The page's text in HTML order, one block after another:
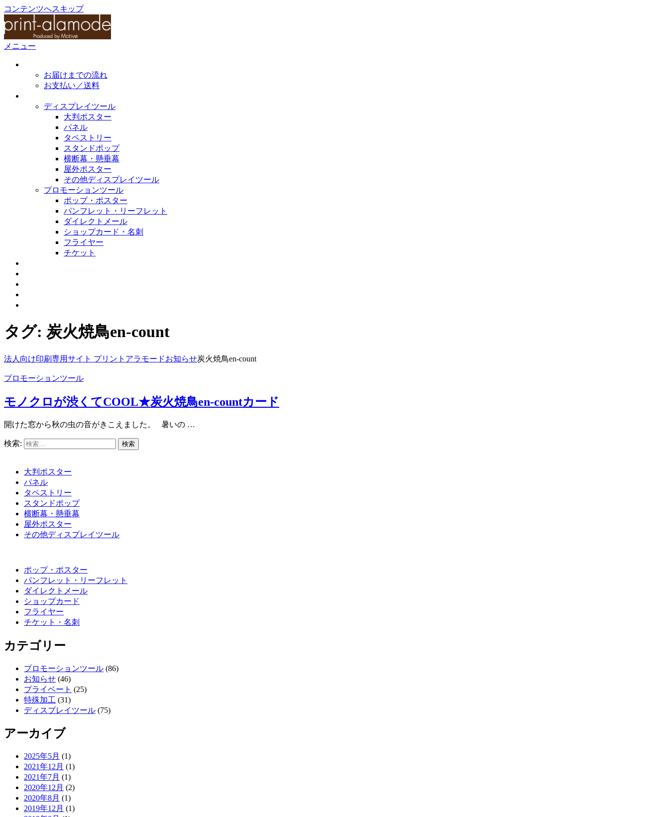
コンテンツへスキップ
メニュー
お届けまでの流れ
お支払い／送料
ディスプレイツール
大判ポスター
パネル
タペストリー
スタンドポップ
横断幕・懸垂幕
屋外ポスター
その他ディスプレイツール
プロモーションツール
ポップ・ポスター
パンフレット・リーフレット
ダイレクトメール
ショップカード・名刺
フライヤー
チケット
タグ: 炭火焼鳥en-count
法人向け印刷専用サイト プリントアラモードお知らせ炭火焼鳥en-count
プロモーションツール
モノクロが渋くてCOOL★炭火焼鳥en-countカード
開けた窓から秋の虫の音がきこえました。 暑いの …
検索:
大判ポスター
パネル
タペストリー
スタンドポップ
横断幕・懸垂幕
屋外ポスター
その他ディスプレイツール
ポップ・ポスター
パンフレット・リーフレット
ダイレクトメール
ショップカード
フライヤー
チケット・名刺
カテゴリー
プロモーションツール (86)
お知らせ (46)
プライベート (25)
特殊加工 (31)
ディスプレイツール (75)
アーカイブ
2025年5月 (1)
2021年12月 (1)
2021年7月 (1)
2020年12月 (2)
2020年8月 (1)
2019年12月 (1)